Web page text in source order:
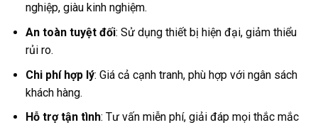
nghiệp, giàu kinh nghiệm.
An toàn tuyệt đối: Sử dụng thiết bị hiện đại, giảm thiểu
rủi ro.
Chi phí hợp lý: Giá cả cạnh tranh, phù hợp với ngân sách
khách hàng.
Hỗ trợ tận tình: Tư vấn miễn phí, giải đáp mọi thắc mắc